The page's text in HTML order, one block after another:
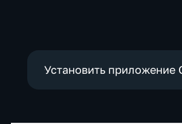
Установить приложение